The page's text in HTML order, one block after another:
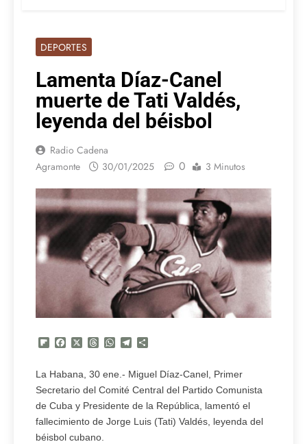
DEPORTES
Lamenta Díaz-Canel
muerte de Tati Valdés,
leyenda del béisbol
Radio Cadena
Agramonte
30/01/2025 0 3 Minutos
Flipboard
FacebookThreadsWhatsApp
Telegram
La Habana, 30 ene.- Miguel Díaz-Canel, Primer
Secretario del Comité Central del Partido Comunista
de Cuba y Presidente de la República, lamentó el
fallecimiento de Jorge Luis (Tati) Valdés, leyenda del
béisbol cubano.